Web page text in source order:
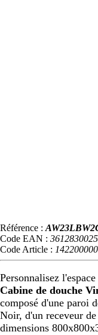
Référence :
Code EAN :
Code Article :
Personnalisez
Cabine de douche
composé d'une paroi
Noir, d'un receveur
dimensions